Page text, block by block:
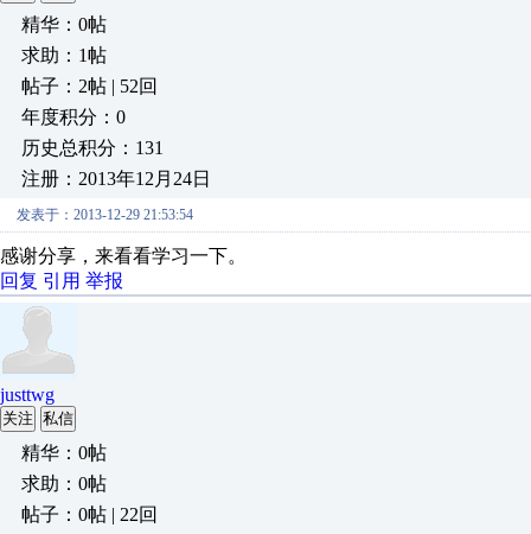
精华：0帖
求助：1帖
帖子：2帖 | 52回
年度积分：0
历史总积分：131
注册：2013年12月24日
发表于：2013-12-29 21:53:54
感谢分享，来看看学习一下。
回复 引用 举报
justtwg
关注 私信
精华：0帖
求助：0帖
帖子：0帖 | 22回